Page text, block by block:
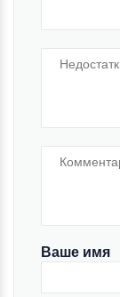
Ваше имя